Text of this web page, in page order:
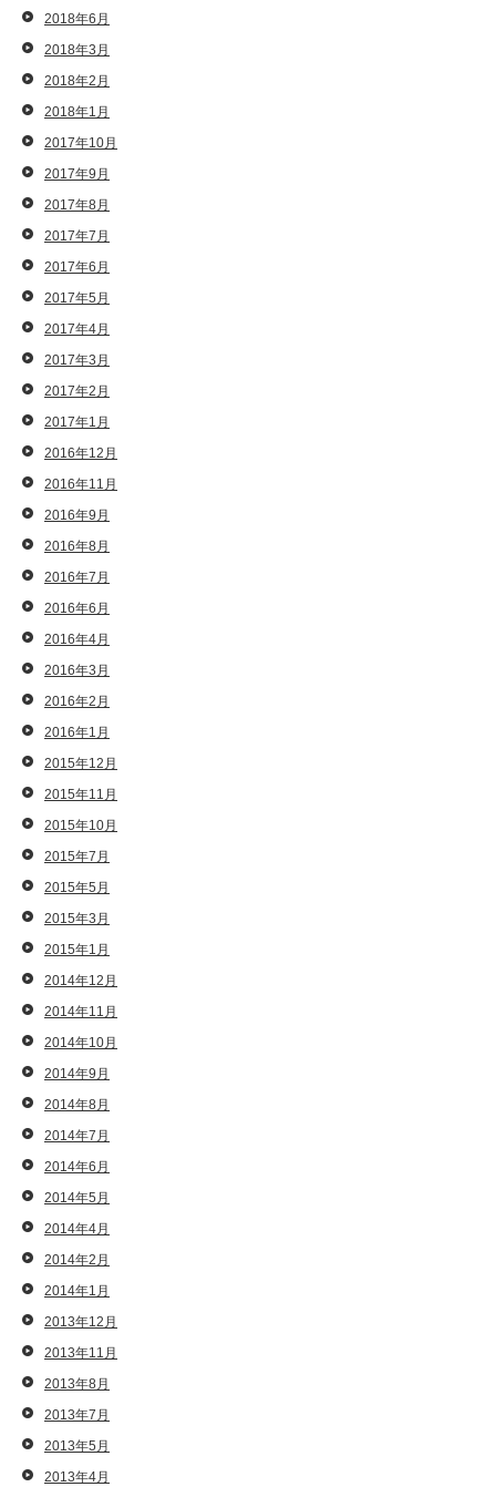
2018年6月
2018年3月
2018年2月
2018年1月
2017年10月
2017年9月
2017年8月
2017年7月
2017年6月
2017年5月
2017年4月
2017年3月
2017年2月
2017年1月
2016年12月
2016年11月
2016年9月
2016年8月
2016年7月
2016年6月
2016年4月
2016年3月
2016年2月
2016年1月
2015年12月
2015年11月
2015年10月
2015年7月
2015年5月
2015年3月
2015年1月
2014年12月
2014年11月
2014年10月
2014年9月
2014年8月
2014年7月
2014年6月
2014年5月
2014年4月
2014年2月
2014年1月
2013年12月
2013年11月
2013年8月
2013年7月
2013年5月
2013年4月